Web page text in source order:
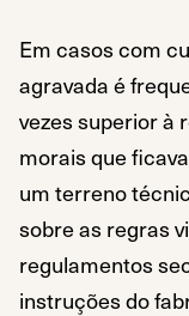
Em casos com
agravada é
vezes superior à
morais que
um terreno
sobre as regras
regulamentos
instruções do